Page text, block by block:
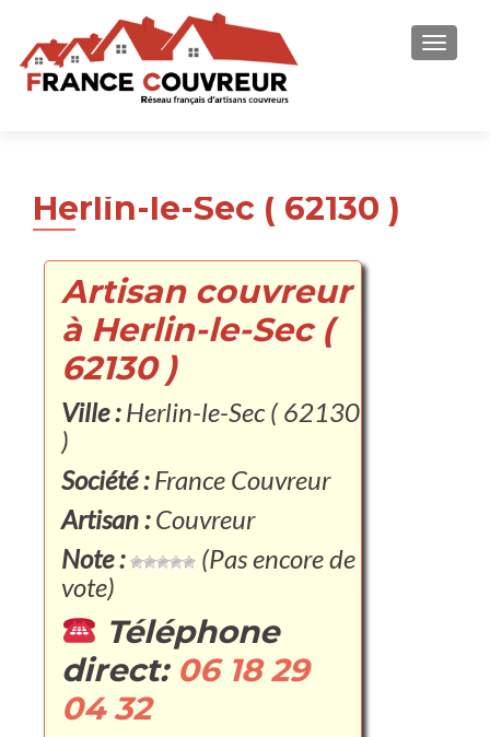
Herlin-le-Sec ( 62130 )
Artisan couvreur
à Herlin-le-Sec (
62130 )
Ville :Herlin-le-Sec ( 62130
)
Société :France Couvreur
Artisan :Couvreur
Note :
(Pas encore de
vote)
Téléphone
direct: 06 18 29
04 32